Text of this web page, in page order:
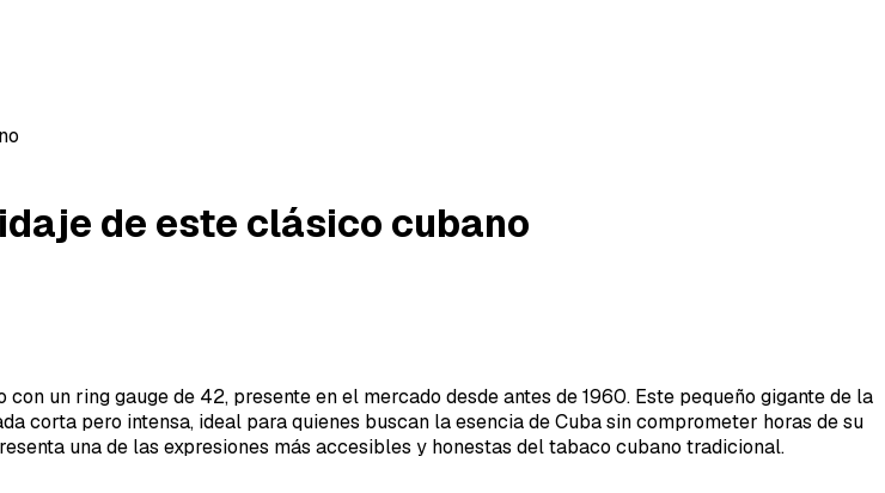
de este clásico cubano
un ring gauge de 42, presente en el mercado desde antes de 1960. Este pequeño gigante de la
pero intensa, ideal para quienes buscan la esencia de Cuba sin comprometer horas de su
una de las expresiones más accesibles y honestas del tabaco cubano tradicional.